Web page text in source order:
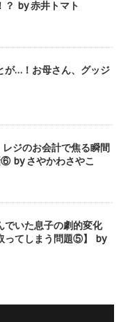
？ by 赤井トマト
が…！お母さん、グッジ
ジのお会計で焦る瞬間
⑥ by さやかわさやこ
でいた息子の劇的変化
ってしまう問題⑤】 by